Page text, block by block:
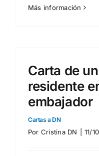
Más información
Carta de
residente
embajador
Cartas a DN
Por Cristina DN 11/